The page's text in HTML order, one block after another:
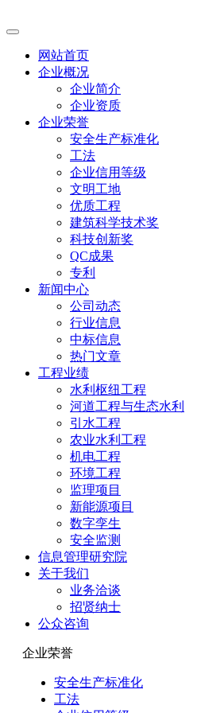
网站首页
企业概况
企业简介
企业资质
企业荣誉
安全生产标准化
工法
企业信用等级
文明工地
优质工程
建筑科学技术奖
科技创新奖
QC成果
专利
新闻中心
公司动态
行业信息
中标信息
热门文章
工程业绩
水利枢纽工程
河道工程与生态水利
引水工程
农业水利工程
机电工程
环境工程
监理项目
新能源项目
数字孪生
安全监测
信息管理研究院
关于我们
业务洽谈
招贤纳士
公众咨询
企业荣誉
安全生产标准化
工法